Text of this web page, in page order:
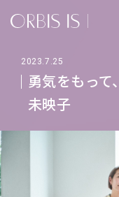
2023.7.25
勇気をもっ
未映子